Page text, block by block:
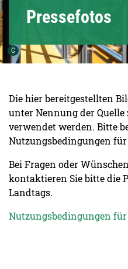
C Urheber der Grafik:
Pressefotos
Die hier bereitgestellten
unter Nennung der
verwendet werden. Bitte
Nutzungsbedingungen für
Bei Fragen oder
kontaktieren Sie bitte die
Landtags.
Nutzungsbedingungen für